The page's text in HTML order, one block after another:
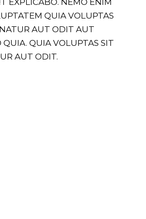
EXPLICABO. NEMO ENIM
QUIA VOLUPTAS
AUT ODIT AUT
QUIA. QUIA VOLUPTAS SIT
AUT ODIT.